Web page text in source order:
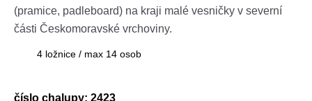
(pramice, padleboard) na kraji malé vesničky v severní
části Českomoravské vrchoviny.
4 ložnice / max 14 osob
číslo chalupy: 2423